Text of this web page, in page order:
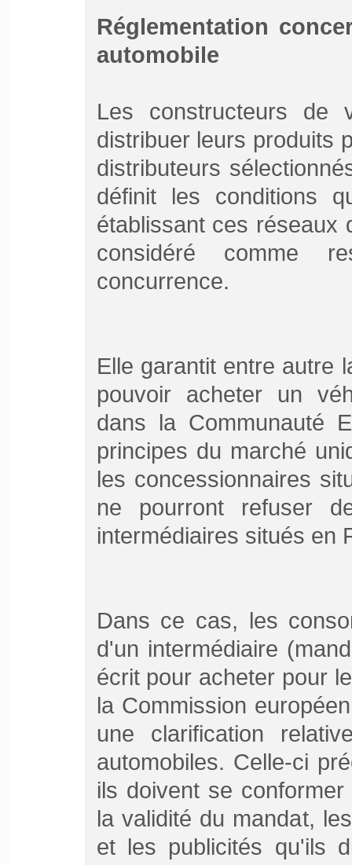
Réglementation
automobile
Les constructeurs de
distribuer leurs produits
distributeurs
définit les conditions
établissant ces réseaux
considéré comme
concurrence.
Elle garantit entre autre
pouvoir acheter un
dans la Communauté
principes du marché
les concessionnaires
ne pourront refuser
intermédiaires situés en
Dans ce cas, les
d'un intermédiaire
écrit pour acheter pour
la Commission
une clarification
automobiles. Celle-ci
ils doivent se
la validité du mandat,
et les publicités qu'ils